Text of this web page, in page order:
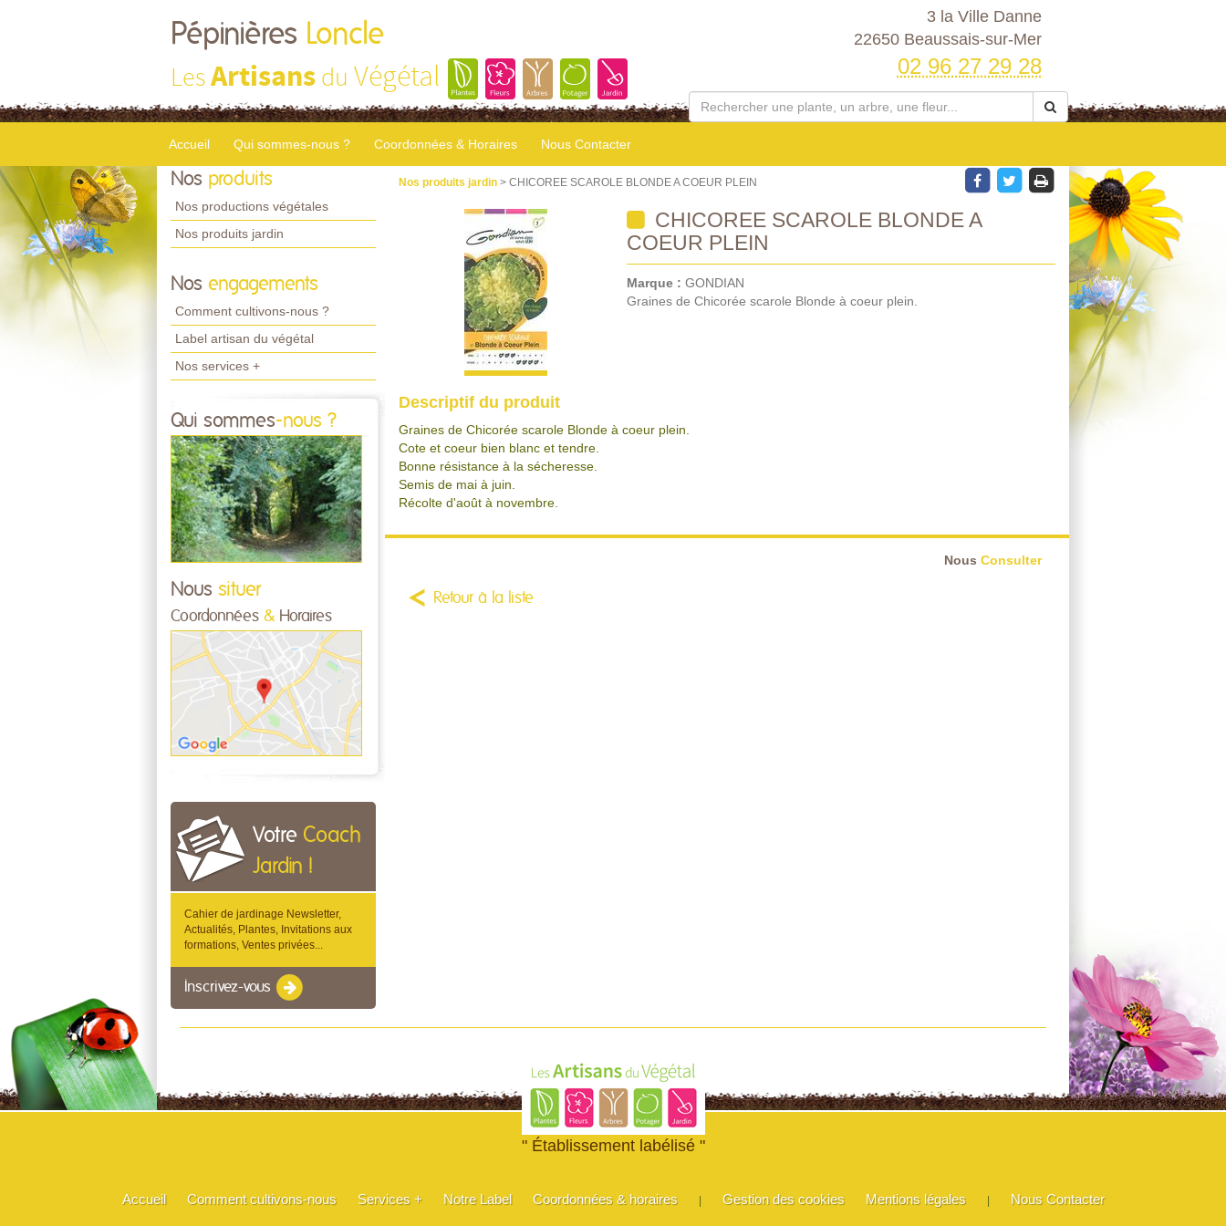
Pépinières Loncle
LesArtisans du Végétal
3 la Ville Danne
22650 Beaussais-sur-Mer
02 96 27 29 28
Accueil Qui sommes-nous ? Coordonnées & Horaires Nous Contacter
Nos produits
Nos productions végétales
Nos produits jardin
Nos engagements
Comment cultivons-nous ?
Label artisan du végétal
Nos services +
Qui sommes-nous ?
Nous situer
Coordonnées & Horaires
Votre Coach
Jardin !
Cahier de jardinage Newsletter,
Actualités, Plantes, Invitations aux
formations, Ventes privées...
Inscrivez-vous
Nos produits jardin > CHICOREE SCAROLE BLONDE A COEUR PLEIN
CHICOREE SCAROLE BLONDE A
COEUR PLEIN
Marque : GONDIAN
Graines de Chicorée scarole Blonde à coeur plein.
Descriptif du produit
Graines de Chicorée scarole Blonde à coeur plein.
Cote et coeur bien blanc et tendre.
Bonne résistance à la sécheresse.
Semis de mai à juin.
Récolte d'août à novembre.
Nous Consulter
Retour à la liste
" Établissement labélisé "
Accueil Comment cultivons-nous Services + Notre Label Coordonnées & horaires | Gestion des cookies Mentions légales | Nous Contacter